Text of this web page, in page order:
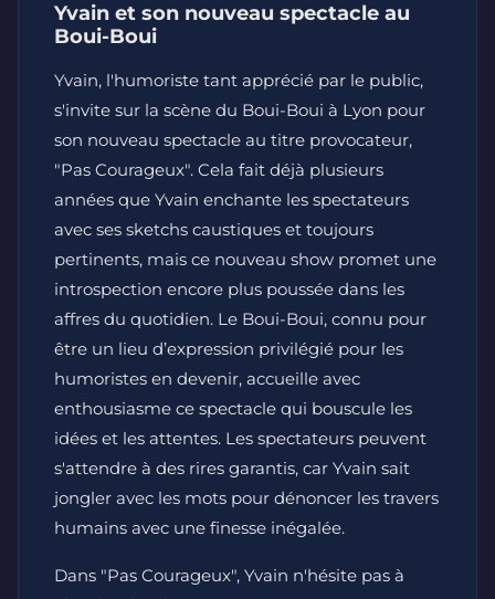
Yvain et son nouveau spectacle au
Boui-Boui
Yvain, l'humoriste tant apprécié par le public,
s'invite sur la scène du Boui-Boui à Lyon pour
son nouveau spectacle au titre provocateur,
"Pas Courageux". Cela fait déjà plusieurs
années que Yvain enchante les spectateurs
avec ses sketchs caustiques et toujours
pertinents, mais ce nouveau show promet une
introspection encore plus poussée dans les
affres du quotidien. Le Boui-Boui, connu pour
être un lieu d’expression privilégié pour les
humoristes en devenir, accueille avec
enthousiasme ce spectacle qui bouscule les
idées et les attentes. Les spectateurs peuvent
s'attendre à des rires garantis, car Yvain sait
jongler avec les mots pour dénoncer les travers
humains avec une finesse inégalée.
Dans "Pas Courageux", Yvain n'hésite pas à